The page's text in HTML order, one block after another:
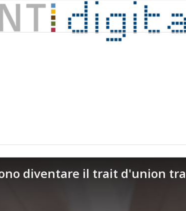
diventare il trait d'union tra